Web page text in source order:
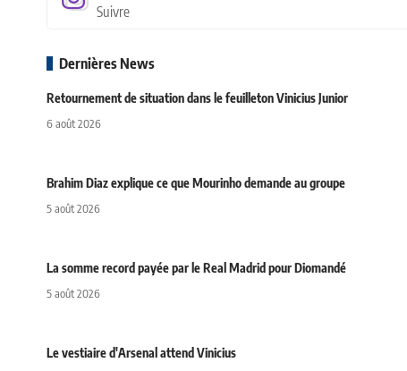
Suivre
Dernières News
Retournement de situation dans le feuilleton Vinicius Junior
6 août 2026
Brahim Diaz explique ce que Mourinho demande au groupe
5 août 2026
La somme record payée par le Real Madrid pour Diomandé
5 août 2026
Le vestiaire d'Arsenal attend Vinicius